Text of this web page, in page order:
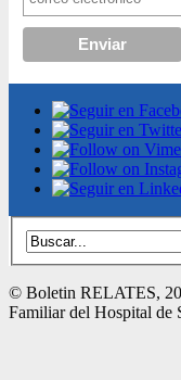
© Boletin RELATES,
Familiar del Hospital de